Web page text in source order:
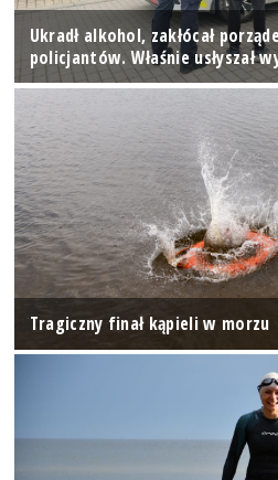
Ukradł alkohol, zakłócał
policjantów. Właśnie usłyszał
Tragiczny finał kąpieli w morzu